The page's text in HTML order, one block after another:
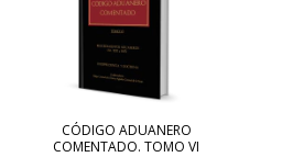
CÓDIGO ADUANERO
COMENTADO. TOMO VI